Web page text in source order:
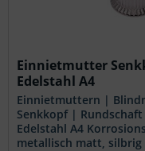
Einnietmutter
Edelstahl A4
Einnietmuttern |
Senkkopf |
Edelstahl A4
metallisch matt, silbrig